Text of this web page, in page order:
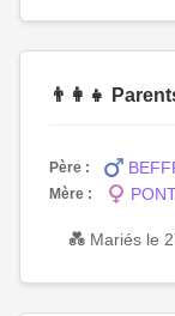
👨‍👩‍👧
Père :
Mère :
💑 Mariés le